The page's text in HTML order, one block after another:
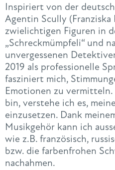
Inspiriert von der
Agentin Scully (Franziska
zwielichtigen Figuren in
„Schreckmümpfeli“ und
unvergessenen
2019 als professionelle
fasziniert mich,
Emotionen zu vermitteln.
bin, verstehe ich es,
einzusetzen. Dank
Musikgehör kann ich
wie z.B. französisch,
bzw. die farbenfrohen
nachahmen.